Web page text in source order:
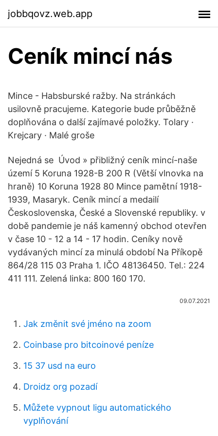
jobbqovz.web.app
Ceník mincí nás
Mince - Habsburské ražby. Na stránkách
usilovně pracujeme. Kategorie bude průběžně
doplňována o další zajímavé položky. Tolary ·
Krejcary · Malé groše
Nejedná se Úvod » přibližný ceník mincí-naše
území 5 Koruna 1928-B 200 R (Větší vlnovka na
hraně) 10 Koruna 1928 80 Mince pamětní 1918-
1939, Masaryk. Ceník mincí a medailí
Československa, České a Slovenské republiky. v
době pandemie je náš kamenný obchod otevřen
v čase 10 - 12 a 14 - 17 hodin. Ceníky nově
vydávaných mincí za minulá období Na Příkopě
864/28 115 03 Praha 1. IČO 48136450. Tel.: 224
411 111. Zelená linka: 800 160 170.
09.07.2021
Jak změnit své jméno na zoom
Coinbase pro bitcoinové peníze
15 37 usd na euro
Droidz org pozadí
Můžete vypnout ligu automatického
vyplňování